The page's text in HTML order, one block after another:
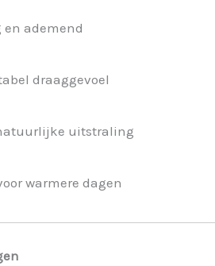
en ademend
draaggevoel
uitstraling
warmere dagen